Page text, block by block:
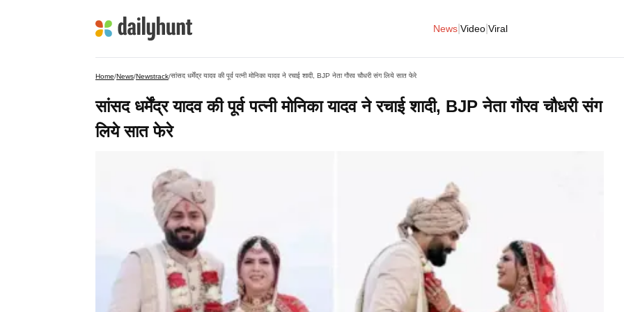
News Video Viral
Home/News/Newstrack/सांसद धर्मेंद्र यादव की पूर्व पत्नी मोनिका यादव ने रचाई शादी, BJP नेता गौरव चौधरी संग लिये सात फेरे
सांसद धर्मेंद्र यादव की पूर्व पत्नी मोनिका यादव ने रचाई शादी, BJP नेता गौरव चौधरी संग
लिये सात फेरे